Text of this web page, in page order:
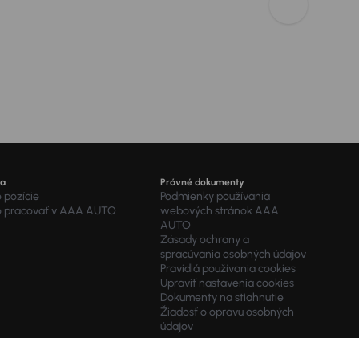
pozície
pracovať v AAA AUTO
Právné dokumenty
Podmienky používania
webových stránok AAA
AUTO
Zásady ochrany a
spracúvania osobných údajov
Pravidlá používania cookies
Upraviť nastavenia cookies
Dokumenty na stiahnutie
Žiadosť o opravu osobných
údajov